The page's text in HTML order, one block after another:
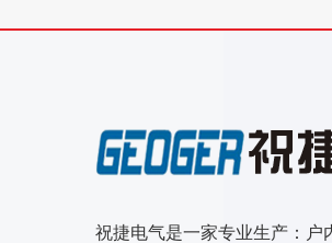
祝捷电气是一家专业生产：户